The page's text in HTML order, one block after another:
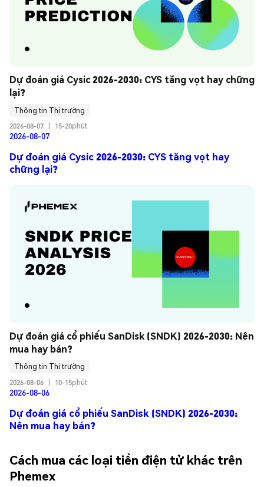
Dự đoán giá Cysic 2026-2030: CYS tăng vọt hay chững
lại?
Thông tin Thị trường
2026-08-07
15-20phút
2026-08-07
Dự đoán giá Cysic 2026-2030: CYS tăng vọt hay
chững lại?
Dự đoán giá cổ phiếu SanDisk (SNDK) 2026-2030: Nên
mua hay bán?
Thông tin Thị trường
2026-08-06
10-15phút
2026-08-06
Dự đoán giá cổ phiếu SanDisk (SNDK) 2026-2030:
Nên mua hay bán?
Cách mua các loại tiền điện tử khác trên
Phemex